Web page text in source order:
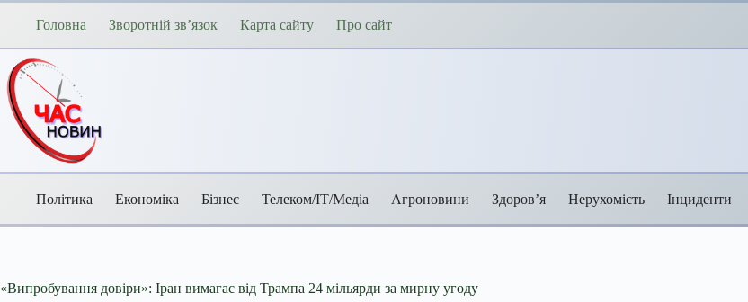
Перейти
Головна Зворотній зв’язок Карта сайту Про сайт
Політика Економіка Бізнес Телеком/ІТ/Медіа Агроновини Здоров’я Нерухомість Інциденти
«Випробування довіри»: Іран вимагає від Трампа 24 мільярди за мирну угоду